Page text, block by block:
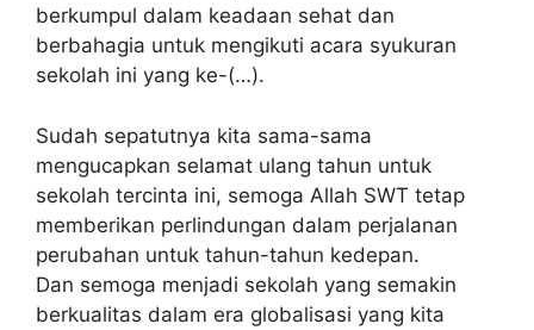
berkumpul dalam keadaan sehat dan
berbahagia untuk mengikuti acara syukuran
sekolah ini yang ke-(…).
Sudah sepatutnya kita sama-sama
mengucapkan selamat ulang tahun untuk
sekolah tercinta ini, semoga Allah SWT tetap
memberikan perlindungan dalam perjalanan
perubahan untuk tahun-tahun kedepan.
Dan semoga menjadi sekolah yang semakin
berkualitas dalam era globalisasi yang kita